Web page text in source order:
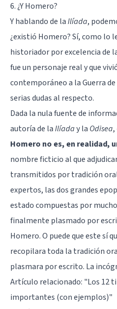
6. ¿Y Homero?
Y hablando de laIlíada,
¿existió Homero? Sí, como lo
historiador por excelencia de
fue un personaje real y que
contemporáneo a la Guerra
serias dudas al respecto.
Dada la nula fuente de
autoría de laIlíaday la Odisea,
Homero no es, en realidad,
nombre ficticio al que
transmitidos por tradición
expertos, las dos grandes
estado compuestas por
finalmente plasmado por
Homero. O puede que este sí
recopilara toda la tradición
plasmara por escrito. La
Artículo relacionado: "Los 12
importantes (con ejemplos)"